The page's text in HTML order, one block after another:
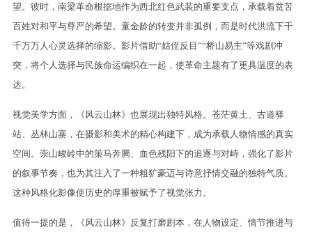
望。彼时，南梁革命根据地作为西北红色武装的重要支点，承载着贫苦
百姓对和平与尊严的希望。童金龄的转变并非孤例，而是时代洪流下千
千万万人心灵选择的缩影。影片借助“姑侄反目”“桥山易主”等戏剧冲
突，将个人选择与民族命运编织在一起，使革命主题有了更具温度的表
达。
视觉美学方面，《风云山林》也展现出独特风格。苍茫黄土、古道驿
站、丛林山寨，在摄影和美术的精心构建下，成为承载人物情感的真实
空间。崇山峻岭中的策马奔腾、血色残阳下的追逐与对峙，强化了影片
的叙事节奏，也为其注入了一种粗犷豪迈与诗意抒情交融的独特气质。
这种风格化影像使历史的厚重被赋予了视觉张力。
值得一提的是，《风云山林》反复打磨剧本，在人物设定、情节推进与